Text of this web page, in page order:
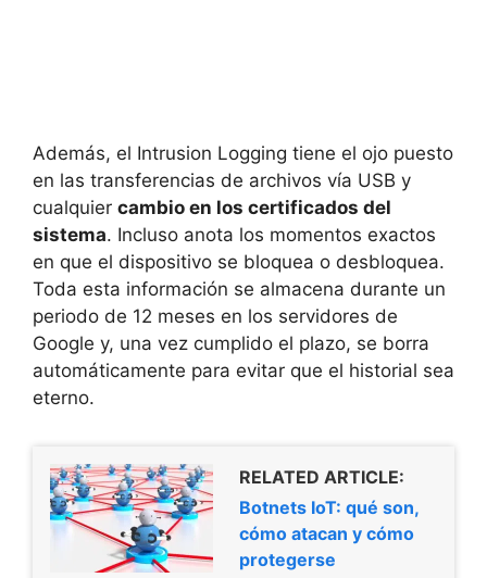
Además, el Intrusion Logging tiene el ojo puesto
en las transferencias de archivos vía USB y
cualquier cambio en los certificados del
sistema. Incluso anota los momentos exactos
en que el dispositivo se bloquea o desbloquea.
Toda esta información se almacena durante un
periodo de 12 meses en los servidores de
Google y, una vez cumplido el plazo, se borra
automáticamente para evitar que el historial sea
eterno.
RELATED ARTICLE:
Botnets IoT: qué son,
cómo atacan y cómo
protegerse